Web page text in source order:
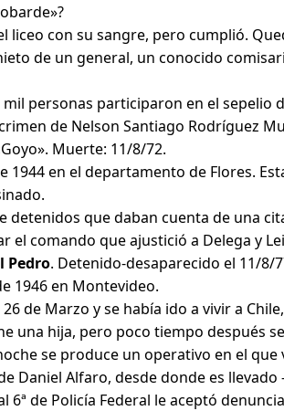
liceo con su sangre, pero cumplió.
de un general, un conocido
personas participaron en el sepelio
de Nelson Santiago Rodríguez
Goyo». Muerte: 11/8/72.
1944 en el departamento de Flores.
detenidos que daban cuenta de una
el comando que ajustició a Delega y
Pedro. Detenido-desaparecido el 11/8/
1946 en Montevideo.
de Marzo y se había ido a vivir a
una hija, pero poco tiempo después
se produce un operativo en el
Daniel Alfaro, desde donde es
6ª de Policía Federal le aceptó